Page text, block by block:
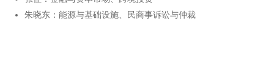
朱晓东：能源与基础设施、民商事诉讼与仲裁